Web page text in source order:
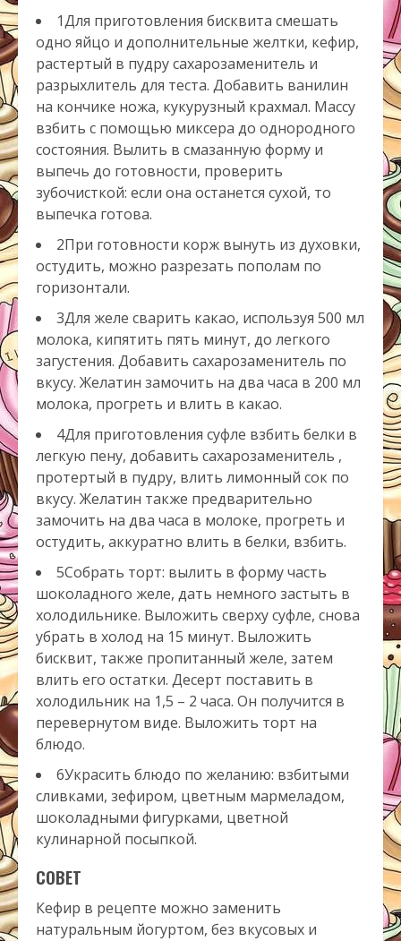
1Для приготовления бисквита смешать
одно яйцо и дополнительные желтки, кефир,
растертый в пудру сахарозаменитель и
разрыхлитель для теста. Добавить ванилин
на кончике ножа, кукурузный крахмал. Массу
взбить с помощью миксера до однородного
состояния. Вылить в смазанную форму и
выпечь до готовности, проверить
зубочисткой: если она останется сухой, то
выпечка готова.
2При готовности корж вынуть из духовки,
остудить, можно разрезать пополам по
горизонтали.
3Для желе сварить какао, используя 500 мл
молока, кипятить пять минут, до легкого
загустения. Добавить сахарозаменитель по
вкусу. Желатин замочить на два часа в 200 мл
молока, прогреть и влить в какао.
4Для приготовления суфле взбить белки в
легкую пену, добавить сахарозаменитель ,
протертый в пудру, влить лимонный сок по
вкусу. Желатин также предварительно
замочить на два часа в молоке, прогреть и
остудить, аккуратно влить в белки, взбить.
5Собрать торт: вылить в форму часть
шоколадного желе, дать немного застыть в
холодильнике. Выложить сверху суфле, снова
убрать в холод на 15 минут. Выложить
бисквит, также пропитанный желе, затем
влить его остатки. Десерт поставить в
холодильник на 1,5 – 2 часа. Он получится в
перевернутом виде. Выложить торт на
блюдо.
6Украсить блюдо по желанию: взбитыми
сливками, зефиром, цветным мармеладом,
шоколадными фигурками, цветной
кулинарной посыпкой.
СОВЕТ
Кефир в рецепте можно заменить
натуральным йогуртом, без вкусовых и